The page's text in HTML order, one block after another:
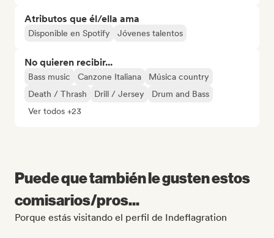
Atributos que él/ella ama
Disponible en Spotify Jóvenes talentos
No quieren recibir...
Bass music Canzone Italiana
Música country
Death / Thrash
Drill / Jersey
Drum and Bass
Ver todos +23
Puede que también le gusten estos
comisarios/pros...
Porque estás visitando el perfil de Indeflagration